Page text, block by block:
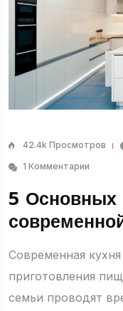
42.4k Просмотров
1 Комментарии
5 Основных
Современная
приготовления
семьи проводят